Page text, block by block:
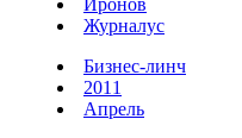
Иронов
Журналус
Бизнес-линч
2011
Апрель